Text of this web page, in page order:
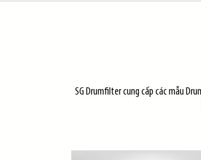
SG Drumfilter cung cấp các mẫu